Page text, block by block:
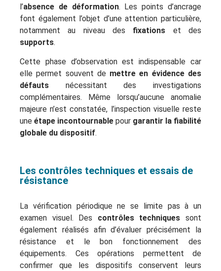
l’absence de déformation. Les points d’ancrage
font également l’objet d’une attention particulière,
notamment au niveau des fixations et des
supports.
Cette phase d’observation est indispensable car
elle permet souvent de mettre en évidence des
défauts nécessitant des investigations
complémentaires. Même lorsqu’aucune anomalie
majeure n’est constatée, l’inspection visuelle reste
une étape incontournable pour garantir la fiabilité
globale du dispositif.
Les contrôles techniques et essais de
résistance
La vérification périodique ne se limite pas à un
examen visuel. Des contrôles techniques sont
également réalisés afin d’évaluer précisément la
résistance et le bon fonctionnement des
équipements. Ces opérations permettent de
confirmer que les dispositifs conservent leurs